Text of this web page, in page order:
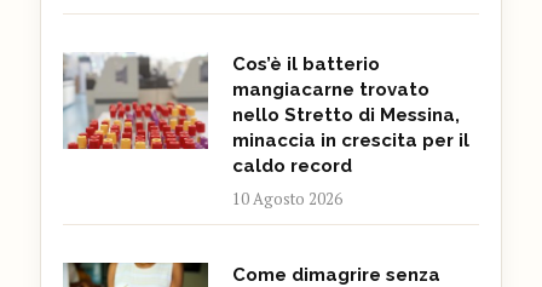
Cos’è il batterio
mangiacarne trovato
nello Stretto di Messina,
minaccia in crescita per il
caldo record
10 Agosto 2026
Come dimagrire senza